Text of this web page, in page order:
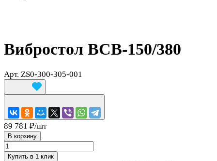
Вибростол ВСВ-150/380
Арт. ZS0-300-305-001
89 781 ₽/шт
В корзину
Купить в 1 клик